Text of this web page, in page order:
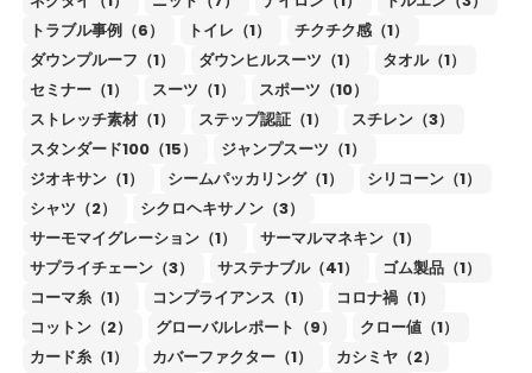
トラブル事例（6）
トイレ（1）
チクチク感（1）
ダウンプルーフ（1）
ダウンヒルスーツ（1）
タオル（1）
セミナー（1）
スーツ（1）
スポーツ（10）
ストレッチ素材（1）
ステップ認証（1）
スチレン（3）
スタンダード100（15）
ジャンプスーツ（1）
ジオキサン（1）
シームパッカリング（1）
シリコーン（1）
シャツ（2）
シクロヘキサノン（3）
サーモマイグレーション（1）
サーマルマネキン（1）
サプライチェーン（3）
サステナブル（41）
ゴム製品（1）
コーマ糸（1）
コンプライアンス（1）
コロナ禍（1）
コットン（2）
グローバルレポート（9）
クロー値（1）
カード糸（1）
カバーファクター（1）
カシミヤ（2）